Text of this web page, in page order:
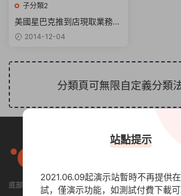
子分類2
美國星巴克推到店現取業務，
2015 年逐步推廣
2014-12-04
分類頁可無限自定義分類
底部小工具可設置顯示4列或者5列
站點提示
2021.06.09起演示站暫時不再提供
試，僅演示功能，如測試付費下載